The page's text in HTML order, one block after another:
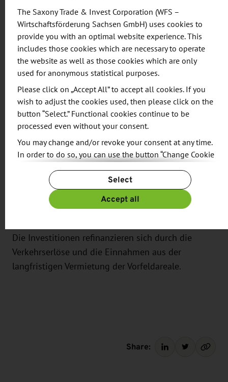
anderem die neu in die Flotte zu integrierenden
Airbus A330-Frachter.
Der Ausbau der Abstellkapazitäten für Flugzeuge
im Bereich des Drehkreuzes ist auch erforderlich,
weiteren Vorfeldern des Airports auf Grund der
allgemeinen Verkehrsentwicklung in Spitzenzeiten
ausgelastet sind. Die Vorfeld-Erweiterung ist damit
essentiell für den langfristigen Weiterbetrieb des
Drehkreuzes am Standort Leipzig / Halle.
Die geplanten Investitionen für den Bau der
Rollwege sowie die Vorfelderweiterung belaufen
sich auf rund 210 Millionen Euro und werden
Die Investitionen refinanzieren sich durch die
Verkehrserlöse und die Einnahmen aus der
langfristigen Vermietung der Vorfeldareale.
Share:
The Saxony Trade & Invest Corporation (WFS –
Wirtschaftsförderung Sachsen GmbH) uses cookies to
provide you with an optimal website experience. This
includes those cookies which are necessary to operate
the website as well as those cookies which are only
used for anonymous statistical purposes.
Please click on „Accept All” to accept all cookies. If you
wish to adjust the cookies used, then please click on the
button “Select.” Functional cookies continue to be
processed even without your consent.
You may change and/or revoke your consent at any time.
In order to do so, you can use the button “Change Cookie
For more information, please see our
Privacy Policy.
Additional information can be found in our
Imprint
Select
Accept all